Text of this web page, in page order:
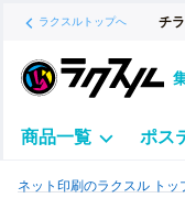
ラクスルトップへ チ
商品一覧 ポス
ネット印刷のラクスル トッ